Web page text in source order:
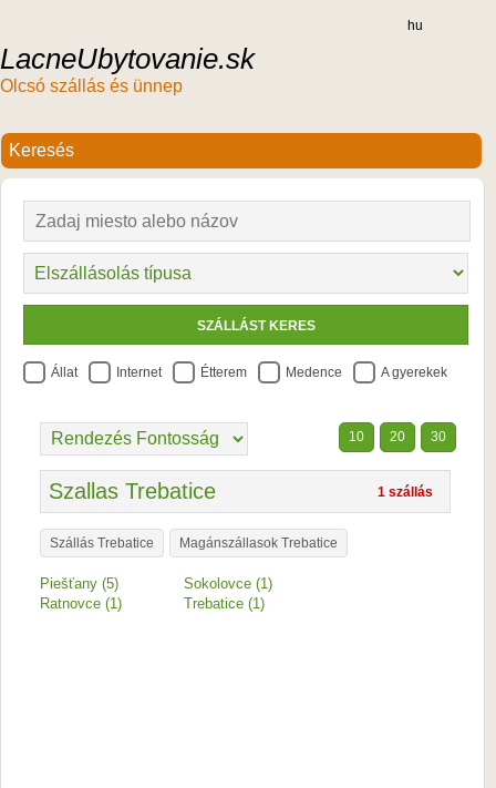
LacneUbytovanie.sk
Olcsó szállás és ünnep
hu
Állat Internet Étterem Medence A gyerekek
10 20 30
1 szállás
Szallas Trebatice
Szállás Trebatice Magánszállasok Trebatice
Piešťany (5)
Ratnovce (1)
Sokolovce (1)
Trebatice (1)